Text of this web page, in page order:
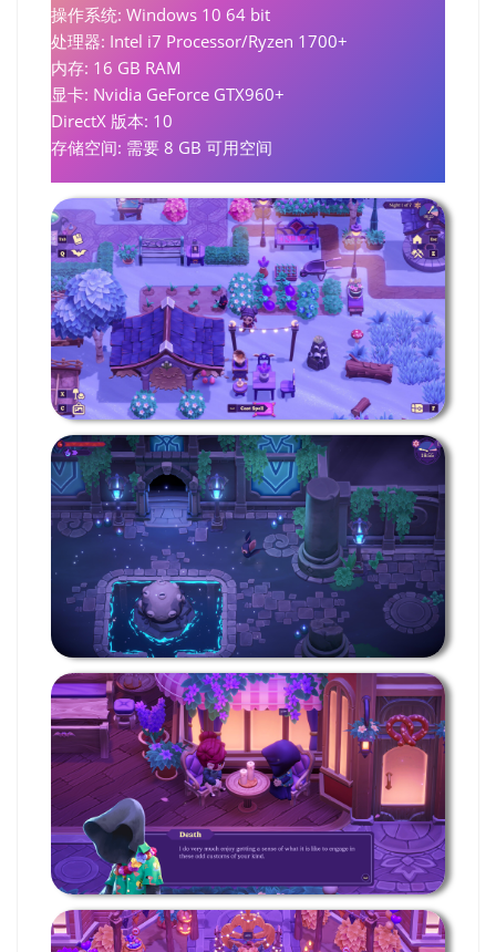
操作系统: Windows 10 64 bit
处理器: Intel i7 Processor/Ryzen 1700+
内存: 16 GB RAM
显卡: Nvidia GeForce GTX960+
DirectX 版本: 10
存储空间: 需要 8 GB 可用空间